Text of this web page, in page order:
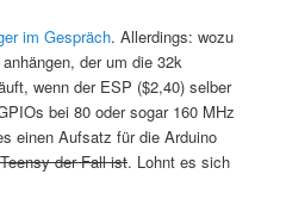
im Gespräch. Allerdings: wozu
der um die 32k
wenn der ESP ($2,40) selber
bei 80 oder sogar 160 MHz
einen Aufsatz für die Arduino
der Fall ist. Lohnt es sich